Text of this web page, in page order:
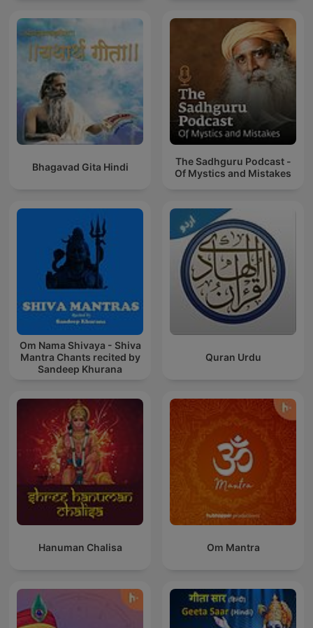
Bhagavad Gita Hindi
The Sadhguru Podcast -
Of Mystics and Mistakes
Om Nama Shivaya - Shiva
Mantra Chants recited by
Sandeep Khurana
Quran Urdu
Hanuman Chalisa Om Mantra